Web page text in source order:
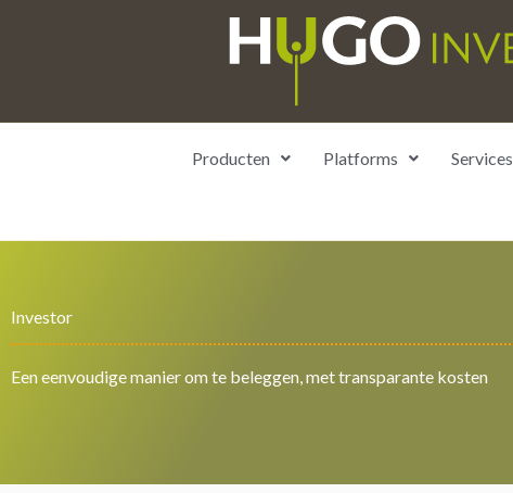
Producten Platforms Services
Investor
Een eenvoudige manier om te beleggen, met transparante kosten